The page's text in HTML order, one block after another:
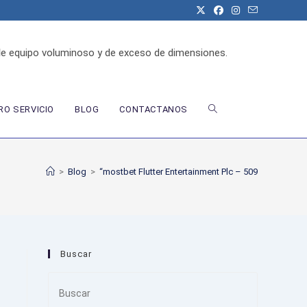
equipo voluminoso y de exceso de dimensiones.
SERVICIO BLOG CONTACTANOS ALTERNAR
> Blog > “mostbet Flutter Entertainment Plc – 509
Buscar